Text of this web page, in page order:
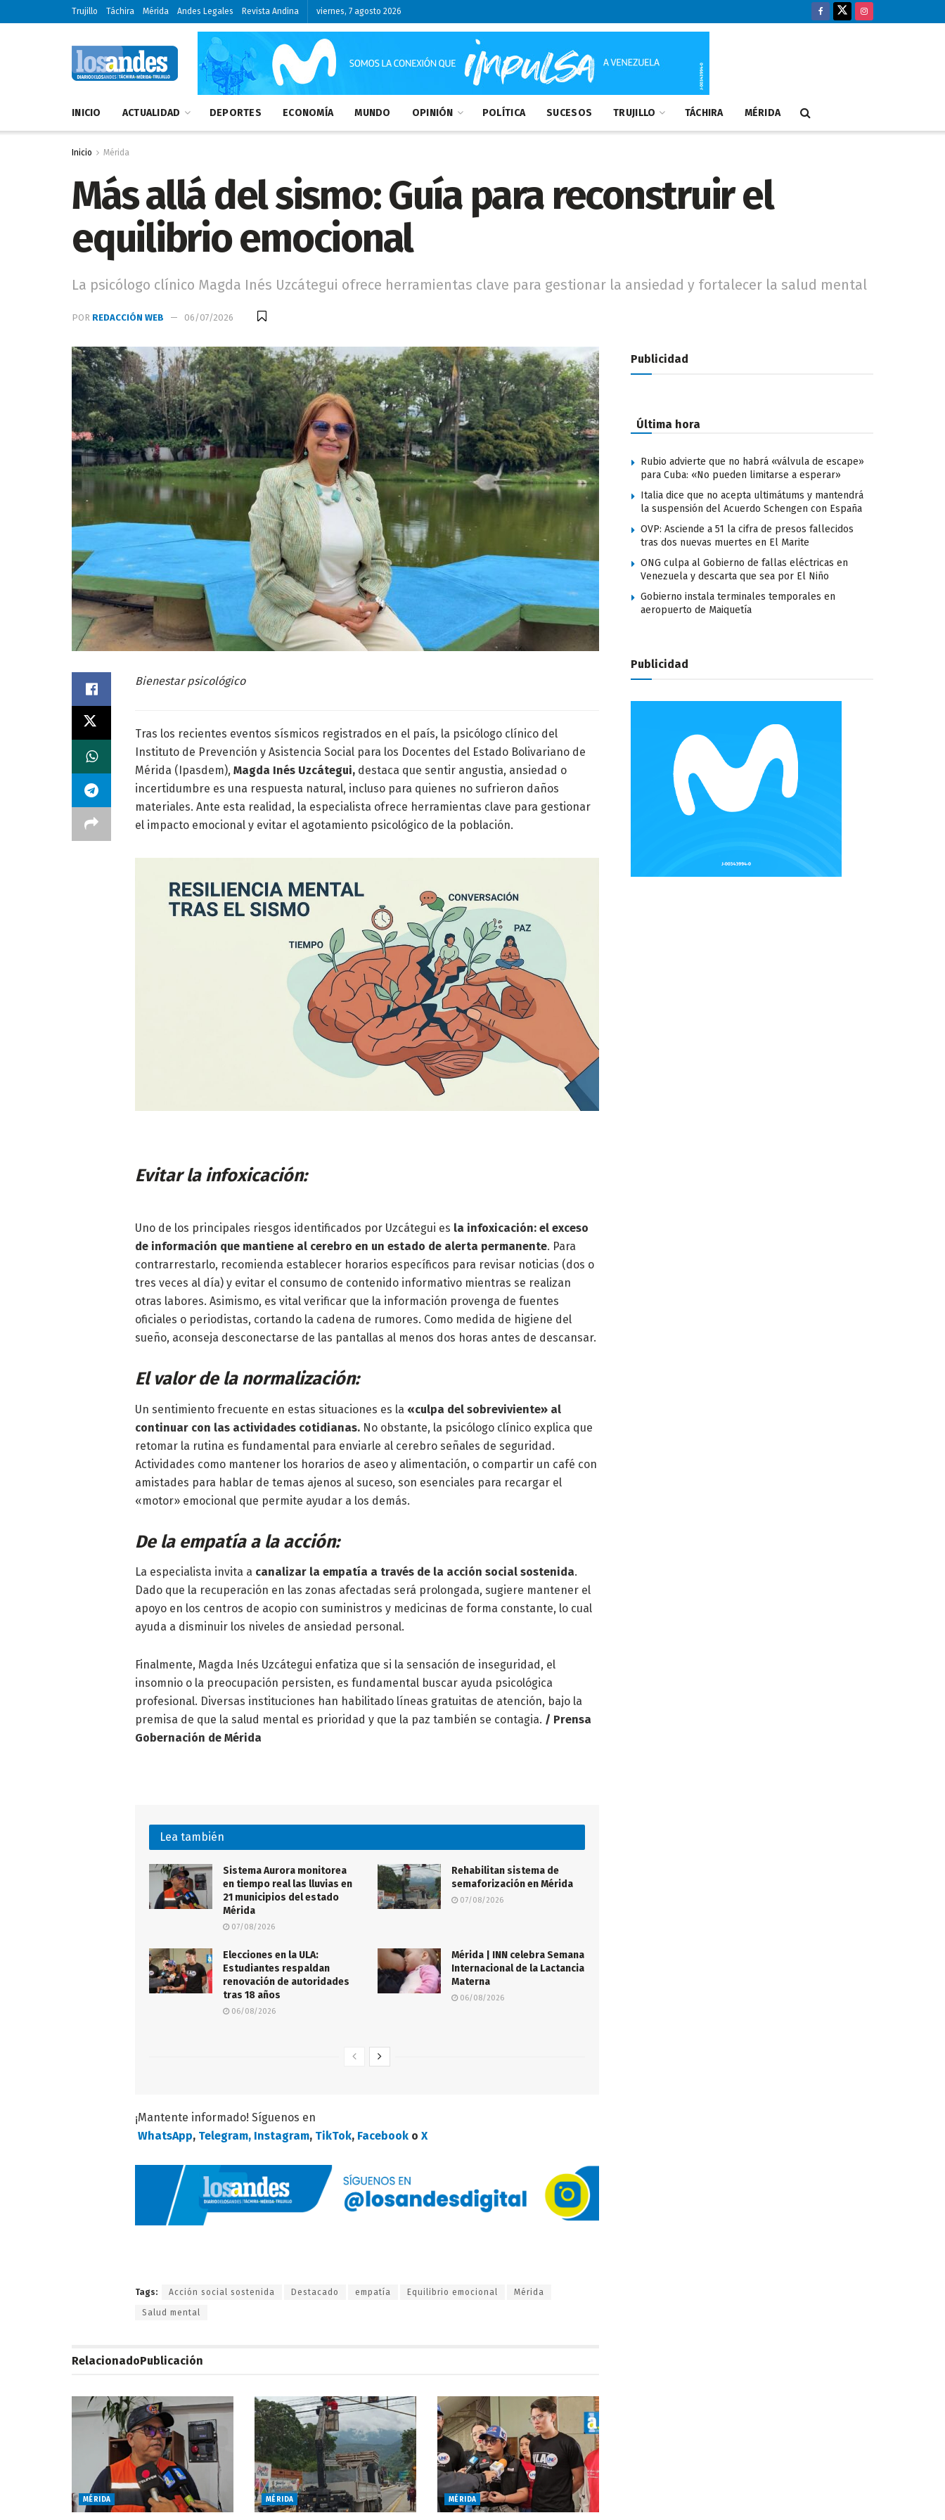
Trujillo Táchira Mérida Andes Legales Revista Andina viernes, 7 agosto 2026
INICIO ACTUALIDAD DEPORTES ECONOMÍA MUNDO OPINIÓN POLÍTICA SUCESOS TRUJILLO TÁCHIRA MÉRIDA
Inicio Mérida
Más allá del sismo: Guía para reconstruir el
equilibrio emocional
La psicólogo clínico Magda Inés Uzcátegui ofrece herramientas clave para gestionar la ansiedad y fortalecer la salud mental
POR REDACCIÓN WEB 06/07/2026
Bienestar psicológico
Tras los recientes eventos sísmicos registrados en el país, la psicólogo clínico del
Instituto de Prevención y Asistencia Social para los Docentes del Estado Bolivariano de
Mérida (Ipasdem), Magda Inés Uzcátegui, destaca que sentir angustia, ansiedad o
incertidumbre es una respuesta natural, incluso para quienes no sufrieron daños
materiales. Ante esta realidad, la especialista ofrece herramientas clave para gestionar
el impacto emocional y evitar el agotamiento psicológico de la población.
Evitar la infoxicación:
Uno de los principales riesgos identificados por Uzcátegui es la infoxicación: el exceso
de información que mantiene al cerebro en un estado de alerta permanente. Para
contrarrestarlo, recomienda establecer horarios específicos para revisar noticias (dos o
tres veces al día) y evitar el consumo de contenido informativo mientras se realizan
otras labores. Asimismo, es vital verificar que la información provenga de fuentes
oficiales o periodistas, cortando la cadena de rumores. Como medida de higiene del
sueño, aconseja desconectarse de las pantallas al menos dos horas antes de descansar.
El valor de la normalización:
Un sentimiento frecuente en estas situaciones es la «culpa del sobreviviente» al
continuar con las actividades cotidianas. No obstante, la psicólogo clínico explica que
retomar la rutina es fundamental para enviarle al cerebro señales de seguridad.
Actividades como mantener los horarios de aseo y alimentación, o compartir un café con
amistades para hablar de temas ajenos al suceso, son esenciales para recargar el
«motor» emocional que permite ayudar a los demás.
De la empatía a la acción:
La especialista invita a canalizar la empatía a través de la acción social sostenida.
Dado que la recuperación en las zonas afectadas será prolongada, sugiere mantener el
apoyo en los centros de acopio con suministros y medicinas de forma constante, lo cual
ayuda a disminuir los niveles de ansiedad personal.
Finalmente, Magda Inés Uzcátegui enfatiza que si la sensación de inseguridad, el
insomnio o la preocupación persisten, es fundamental buscar ayuda psicológica
profesional. Diversas instituciones han habilitado líneas gratuitas de atención, bajo la
premisa de que la salud mental es prioridad y que la paz también se contagia. / Prensa
Gobernación de Mérida
Lea también
Sistema Aurora monitorea
en tiempo real las lluvias en
21 municipios del estado
Mérida
07/08/2026
Rehabilitan sistema de
semaforización en Mérida
07/08/2026
Elecciones en la ULA:
Estudiantes respaldan
renovación de autoridades
tras 18 años
06/08/2026
Mérida | INN celebra Semana
Internacional de la Lactancia
Materna
06/08/2026
¡Mantente informado! Síguenos en
WhatsApp, Telegram, Instagram, TikTok, Facebook o X
Tags: Acción social sostenida Destacado empatía Equilibrio emocional Mérida
Salud mental
RelacionadoPublicación
MÉRIDA MÉRIDA MÉRIDA
Publicidad
Última hora
Rubio advierte que no habrá «válvula de escape»
para Cuba: «No pueden limitarse a esperar»
Italia dice que no acepta ultimátums y mantendrá
la suspensión del Acuerdo Schengen con España
OVP: Asciende a 51 la cifra de presos fallecidos
tras dos nuevas muertes en El Marite
ONG culpa al Gobierno de fallas eléctricas en
Venezuela y descarta que sea por El Niño
Gobierno instala terminales temporales en
aeropuerto de Maiquetía
Publicidad